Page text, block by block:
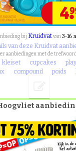
bij Kruidvatvan3-16
van deze Kruidvat
aanbiedingen met de
kleiset cupcakes
compound poids